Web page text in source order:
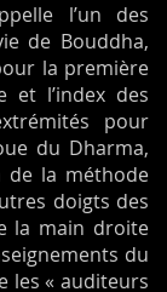
l’un des
de Bouddha,
la première
et l’index des
pour
du Dharma,
de la méthode
doigts des
la main droite
du
les « auditeurs